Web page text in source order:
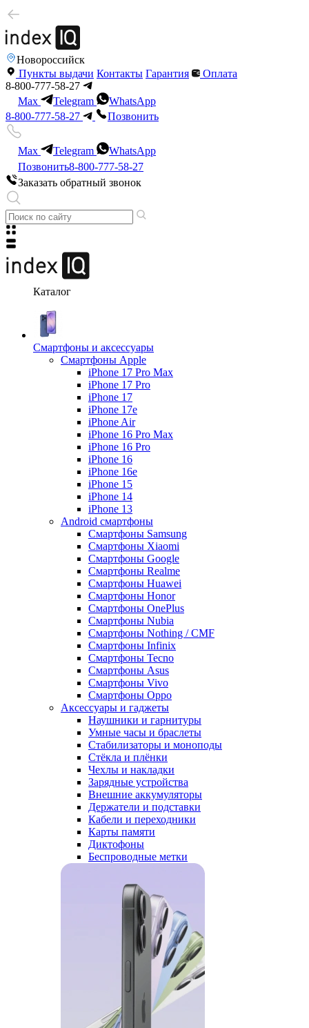
Новороссийск
Пункты выдачи Контакты Гарантия
Оплата
8-800-777-58-27
Max
Telegram
WhatsApp
8-800-777-58-27
Позвонить
Max Telegram
WhatsApp
Позвонить8-800-777-58-27
Заказать обратный звонок
Каталог
Смартфоны и аксессуары
Смартфоны Apple
iPhone 17 Pro Max
iPhone 17 Pro
iPhone 17
iPhone 17e
iPhone Air
iPhone 16 Pro Max
iPhone 16 Pro
iPhone 16
iPhone 16e
iPhone 15
iPhone 14
iPhone 13
Android cмартфоны
Смартфоны Samsung
Смартфоны Xiaomi
Смартфоны Google
Смартфоны Realme
Смартфоны Huawei
Смартфоны Honor
Смартфоны OnePlus
Смартфоны Nubia
Смартфоны Nothing / CMF
Смартфоны Infinix
Смартфоны Tecno
Смартфоны Asus
Смартфоны Vivo
Смартфоны Oppo
Аксессуары и гаджеты
Наушники и гарнитуры
Умные часы и браслеты
Стабилизаторы и моноподы
Стёкла и плёнки
Чехлы и накладки
Зарядные устройства
Внешние аккумуляторы
Держатели и подставки
Кабели и переходники
Карты памяти
Диктофоны
Беспроводные метки